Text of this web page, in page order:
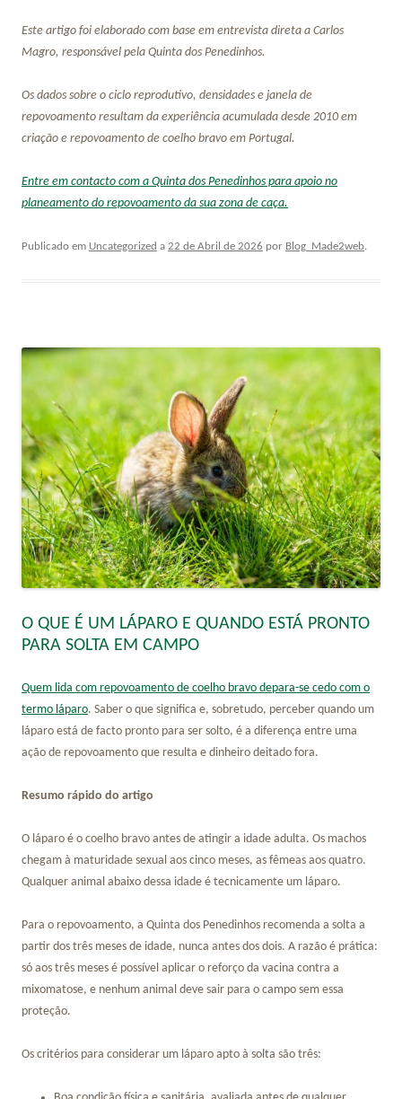
Este artigo foi elaborado com base em entrevista direta a Carlos
Magro, responsável pela Quinta dos Penedinhos.
Os dados sobre o ciclo reprodutivo, densidades e janela de
repovoamento resultam da experiência acumulada desde 2010 em
criação e repovoamento de coelho bravo em Portugal.
Entre em contacto com a Quinta dos Penedinhos para apoio no
planeamento do repovoamento da sua zona de caça.
Publicado em Uncategorized a 22 de Abril de 2026 por Blog_Made2web.
O QUE É UM LÁPARO E QUANDO ESTÁ PRONTO
PARA SOLTA EM CAMPO
Quem lida com repovoamento de coelho bravo depara-se cedo com o
termo láparo. Saber o que significa e, sobretudo, perceber quando um
láparo está de facto pronto para ser solto, é a diferença entre uma
ação de repovoamento que resulta e dinheiro deitado fora.
Resumo rápido do artigo
O láparo é o coelho bravo antes de atingir a idade adulta. Os machos
chegam à maturidade sexual aos cinco meses, as fêmeas aos quatro.
Qualquer animal abaixo dessa idade é tecnicamente um láparo.
Para o repovoamento, a Quinta dos Penedinhos recomenda a solta a
partir dos três meses de idade, nunca antes dos dois. A razão é prática:
só aos três meses é possível aplicar o reforço da vacina contra a
mixomatose, e nenhum animal deve sair para o campo sem essa
proteção.
Os critérios para considerar um láparo apto à solta são três: